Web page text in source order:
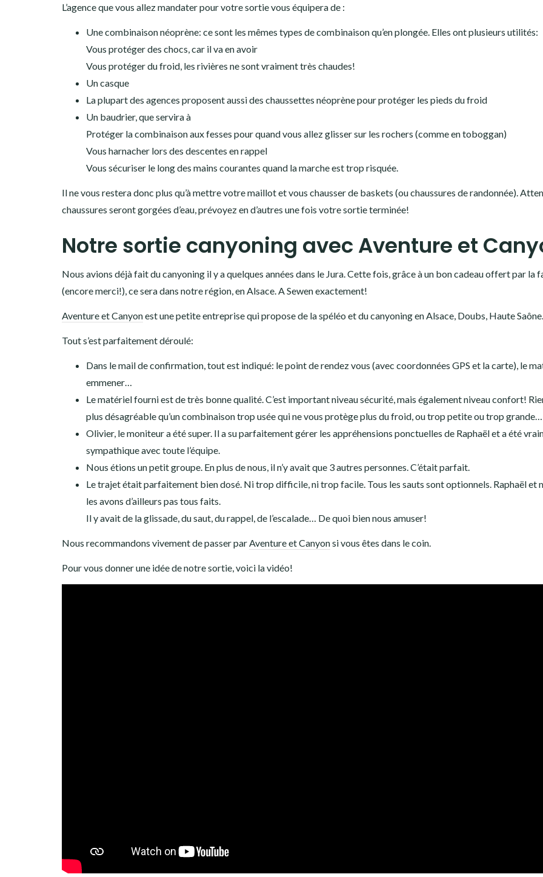
L’agence que vous allez mandater pour votre sortie vous équipera de :
Une combinaison néoprène: ce sont les mêmes types de combinaison qu’en plongée. Elles ont plusieurs utilités:
Vous protéger des chocs, car il va en avoir
Vous protéger du froid, les rivières ne sont vraiment très chaudes!
Un casque
La plupart des agences proposent aussi des chaussettes néoprène pour protéger les pieds du froid
Un baudrier, que servira à
Protéger la combinaison aux fesses pour quand vous allez glisser sur les rochers (comme en toboggan)
Vous harnacher lors des descentes en rappel
Vous sécuriser le long des mains courantes quand la marche est trop risquée.
Il ne vous restera donc plus qu’à mettre votre maillot et vous chausser de baskets (ou chaussures de randonnée).
chaussures seront gorgées d’eau, prévoyez en d’autres une fois votre sortie terminée!
Notre sortie canyoning avec Aventure et
Nous avions déjà fait du canyoning il y a quelques années dans le Jura. Cette fois, grâce à un bon cadeau offert par la
(encore merci!), ce sera dans notre région, en Alsace. A Sewen exactement!
Aventure et Canyonest une petite entreprise qui propose de la spéléo et du canyoning en Alsace, Doubs, Haute Saône…
Tout s’est parfaitement déroulé:
Dans le mail de confirmation, tout est indiqué: le point de rendez vous (avec coordonnées GPS et la carte), le
emmener…
Le matériel fourni est de très bonne qualité. C’est important niveau sécurité, mais également niveau confort!
plus désagréable qu’un combinaison trop usée qui ne vous protège plus du froid, ou trop petite ou trop grande…
Olivier, le moniteur a été super. Il a su parfaitement gérer les appréhensions ponctuelles de Raphaël et a été
sympathique avec toute l’équipe.
Nous étions un petit groupe. En plus de nous, il n’y avait que 3 autres personnes. C’était parfait.
Le trajet était parfaitement bien dosé. Ni trop difficile, ni trop facile. Tous les sauts sont optionnels. Raphaël et
les avons d’ailleurs pas tous faits.
Il y avait de la glissade, du saut, du rappel, de l’escalade… De quoi bien nous amuser!
Nous recommandons vivement de passer par Aventure et Canyonsi vous êtes dans le coin.
Pour vous donner une idée de notre sortie, voici la vidéo!